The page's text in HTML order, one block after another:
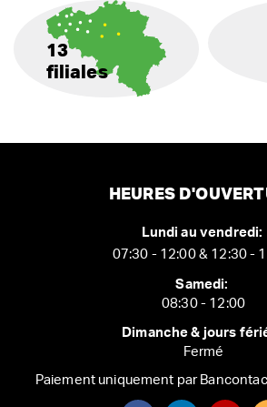
13
filiales
HEURES
Lundi au vendredi:
07:30 - 12:00 & 12:30 -
Samedi:
08:30 - 12:00
Dimanche & jours
Fermé
Paiement uniquement par